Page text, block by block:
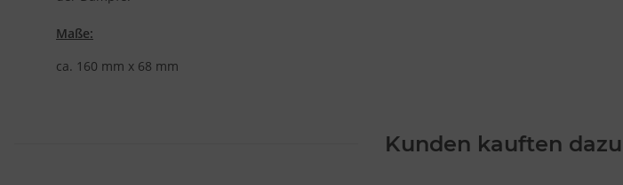
Maße:
ca. 160 mm x 68 mm
Kunden kauften